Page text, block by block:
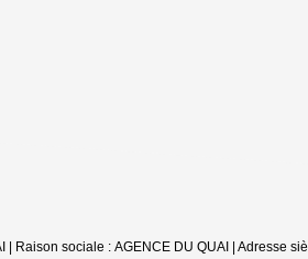
Raison sociale : AGENCE DU QUAI | Adresse